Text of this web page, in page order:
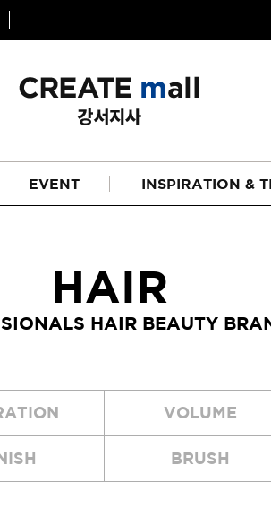
EVENT INSPIRATION &
하이드레이션 라인
텍스처
HAIR
HAIR BEAUTY
VOLUME
BRUSH